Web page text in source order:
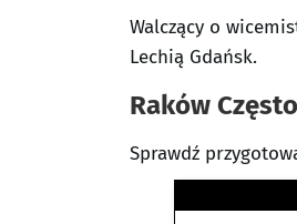
Walczący o
Lechią Gdańsk.
Raków
Sprawdź